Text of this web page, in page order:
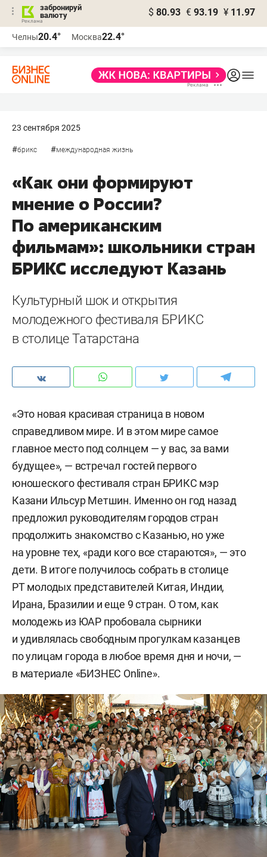
забронируй
валюту
$ 80.93 € 93.19 ¥ 11.97
Челны20.4° Москва22.4°
23 сентября 2025
#брикс #международная жизнь
«Как они формируют
мнение о России?
По американским
фильмам»: школьники стран
БРИКС исследуют Казань
Культурный шок и открытия
молодежного фестиваля БРИКС
в столице Татарстана
«Это новая красивая страница в новом
справедливом мире. И в этом мире самое
главное место под солнцем — у вас, за вами
будущее», — встречал гостей первого
юношеского фестиваля стран БРИКС мэр
Казани Ильсур Метшин. Именно он год назад
предложил руководителям городов стран
продолжить знакомство с Казанью, но уже
на уровне тех, «ради кого все стараются», — это
дети. В итоге получилось собрать в столице
РТ молодых представителей Китая, Индии,
Ирана, Бразилии и еще 9 стран. О том, как
молодежь из ЮАР пробовала сырники
и удивлялась свободным прогулкам казанцев
по улицам города в любое время дня и ночи, —
в материале «БИЗНЕС Online».